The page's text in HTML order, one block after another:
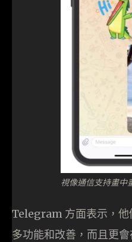
視像通信支持畫中
Telegram 方面表示，他
多功能和改善，而且更